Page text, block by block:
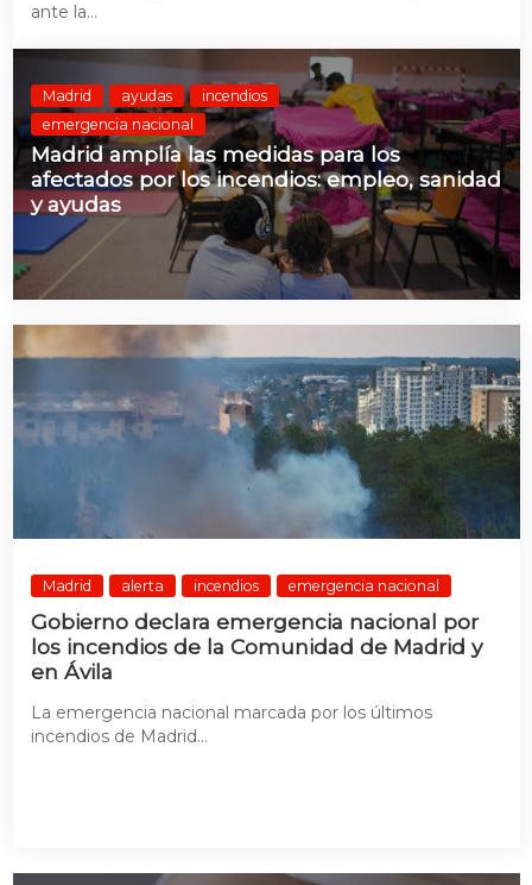
ante la...
Madrid ayudas
incendios
emergencia nacional
Madrid amplía las medidas para los
afectados por los incendios: empleo, sanidad
y ayudas
Madrid alerta incendios emergencia nacional
Gobierno declara emergencia nacional por
los incendios de la Comunidad de Madrid y
en Ávila
La emergencia nacional marcada por los últimos
incendios de Madrid...